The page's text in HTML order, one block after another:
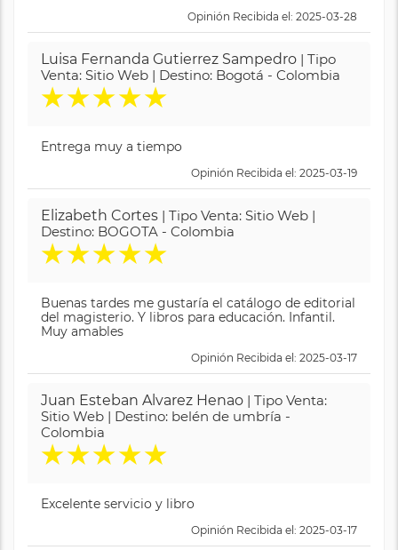
Opinión Recibida el: 2025-03-28
Luisa Fernanda Gutierrez Sampedro | Tipo
Venta: Sitio Web | Destino: Bogotá - Colombia
★★★★★
Entrega muy a tiempo
Opinión Recibida el: 2025-03-19
Elizabeth Cortes | Tipo Venta: Sitio Web |
Destino: BOGOTA - Colombia
★★★★★
Buenas tardes me gustaría el catálogo de editorial
del magisterio. Y libros para educación. Infantil.
Muy amables
Opinión Recibida el: 2025-03-17
Juan Esteban Alvarez Henao | Tipo Venta:
Sitio Web | Destino: belén de umbría -
Colombia
★★★★★
Excelente servicio y libro
Opinión Recibida el: 2025-03-17